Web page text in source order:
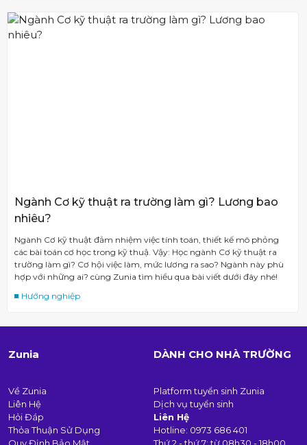
Ngành Cơ kỹ thuật ra trường làm gì? Lương bao
nhiêu?
Ngành Cơ kỹ thuật đảm nhiệm việc tính toán, thiết kế mô phỏng
các bài toán cơ học trong kỹ thuậ. Vậy: Học ngành Cơ kỹ thuật ra
trường làm gì? Cơ hội việc làm, mức lương ra sao? Ngành này phù
hợp với những ai? cùng Zunia tìm hiểu qua bài viết dưới đây nhé!
Hướng nghiệp
Zunia
Về Zunia
Liên Hệ
Hỏi Đáp
Thỏa Thuận Sử Dụng
Quy Định Bảo Mật
DÀNH CHO NHÀ TRƯỜNG
Platform tuyển sinh Zunia
Dịch vụ tuyển sinh
Liên Hệ
Hotline: 0973 686 401
Thứ 2 - thứ 7: từ 08h30 - 18h00